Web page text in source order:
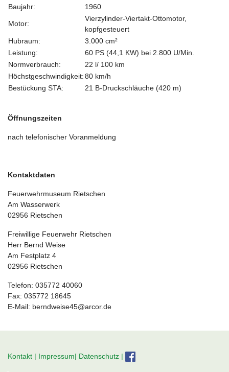
Baujahr:
1960
Motor:
Vierzylinder-Viertakt-Ottomotor,
kopfgesteuert
Hubraum:
3.000 cm²
Leistung:
60 PS (44,1 KW) bei 2.800 U/Min.
Normverbrauch:
22 l/ 100 km
Höchstgeschwindigkeit:80 km/h
Bestückung STA:
21 B-Druckschläuche (420 m)
Öffnungszeiten
nach telefonischer Voranmeldung
Kontaktdaten
Feuerwehrmuseum Rietschen
Am Wasserwerk
02956 Rietschen
Freiwillige Feuerwehr Rietschen
Herr Bernd Weise
Am Festplatz 4
02956 Rietschen
Telefon: 035772 40060
Fax: 035772 18645
E-Mail: berndweise45@arcor.de
Kontakt | Impressum| Datenschutz |